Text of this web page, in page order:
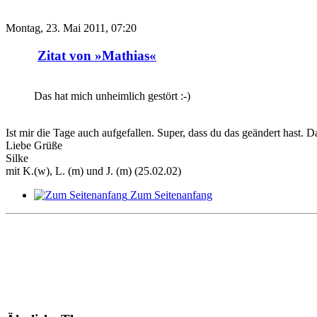
Montag, 23. Mai 2011, 07:20
Zitat von »Mathias«
Das hat mich unheimlich gestört :-)
Ist mir die Tage auch aufgefallen. Super, dass du das geändert hast.
Liebe Grüße
Silke
mit K.(w), L. (m) und J. (m) (25.02.02)
Zum Seitenanfang